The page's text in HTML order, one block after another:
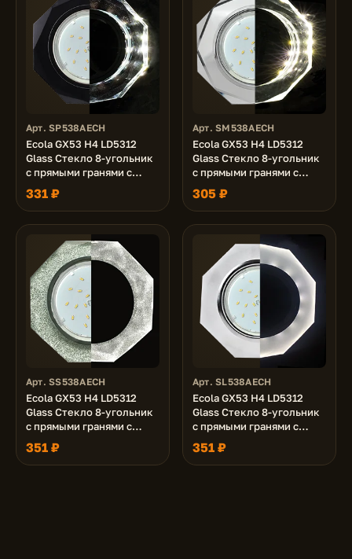
Арт. SP538AECH
Ecola GX53 H4 LD5312
Glass Стекло 8-угольник
с прямыми гранями с
подсветкой черный хром
- черный 38x128 (к+)
331 ₽
Арт. SM538AECH
Ecola GX53 H4 LD5312
Glass Стекло 8-угольник
с прямыми гранями с
подсветкой хром - хром
(зеркальный) 38x128 (к+)
305 ₽
Арт. SS538AECH
Ecola GX53 H4 LD5312
Glass Стекло 8-угольник
с прямыми гранями с
подсветкой хром -
серебряный блеск 38x128
(к+)
351 ₽
Арт. SL538AECH
Ecola GX53 H4 LD5312
Glass Стекло 8-угольник
с прямыми гранями с
подсветкой хром -
матовый 38x128 (к+)
351 ₽